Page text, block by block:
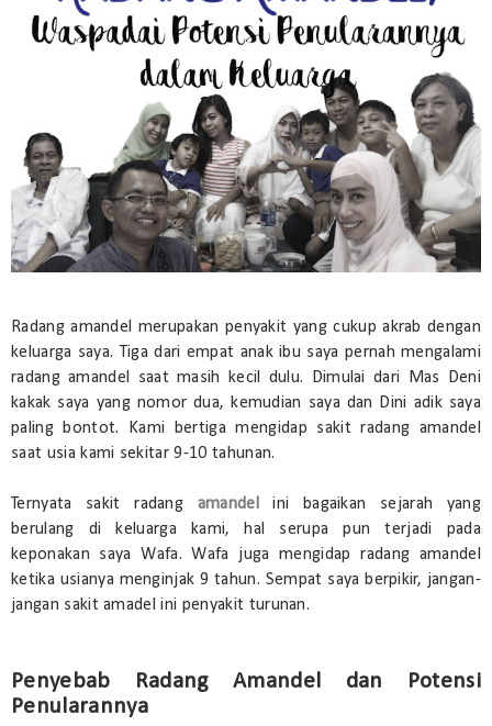
Radang amandel merupakan penyakit yang cukup akrab dengan
keluarga saya. Tiga dari empat anak ibu saya pernah mengalami
radang amandel saat masih kecil dulu. Dimulai dari Mas Deni
kakak saya yang nomor dua, kemudian saya dan Dini adik saya
paling bontot. Kami bertiga mengidap sakit radang amandel
saat usia kami sekitar 9-10 tahunan.
Ternyata sakit radang amandel
ini bagaikan sejarah yang
berulang di keluarga kami, hal serupa pun terjadi pada
keponakan saya Wafa. Wafa juga mengidap radang amandel
ketika usianya menginjak 9 tahun. Sempat saya berpikir, jangan-
jangan sakit amadel ini penyakit turunan.
Penyebab Radang Amandel dan Potensi
Penularannya